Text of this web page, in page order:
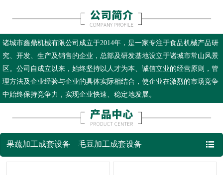
诸城市鑫鼎机械有限公司成立于2014年，是一家专注于食品机械产品研
究、开发、生产及销售的企业，总部及研发基地设立于诸城市常山风景
区。公司自成立以来，始终坚持以人才为本、诚信立业的经营原则，管
理方法及企业经验与企业的具体实际相结合，使企业在激烈的市场竞争
中始终保持竞争力，实现企业快速、稳定地发展。
果蔬加工成套设备 毛豆加工成套设备 